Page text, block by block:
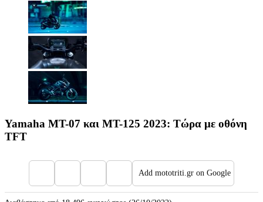
Yamaha MT-07 και MT-125 2023: Τώρα με οθόνη
TFT
Add mototriti.gr on Google